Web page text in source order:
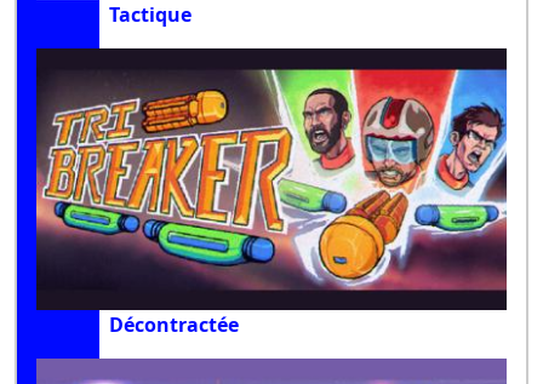
Tactique
Décontractée